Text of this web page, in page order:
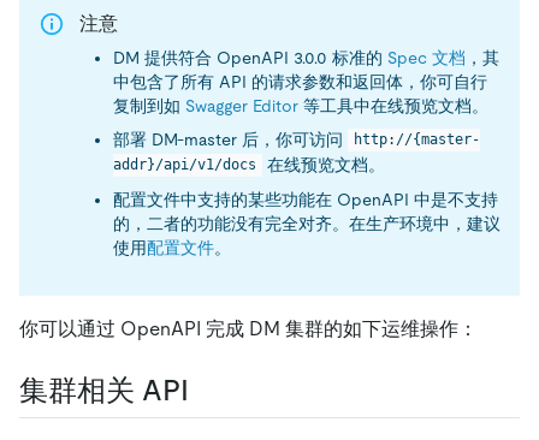
注意
DM 提供符合 OpenAPI 3.0.0 标准的 Spec 文档 ，其
中包含了所有 API 的请求参数和返回体，你可自行
复制到如 Swagger Editor 等工具中在线预览文档。
部署 DM-master 后，你可访问
http://{master-
addr}/api/v1/docs
在线预览文档。
配置文件中支持的某些功能在 OpenAPI 中是不支持
的，二者的功能没有完全对齐。在生产环境中，建议
使用配置文件。
你可以通过 OpenAPI 完成 DM 集群的如下运维操作：
集群相关 API